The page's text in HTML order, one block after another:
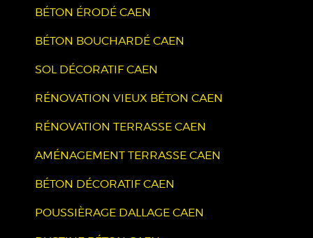
BÉTON ÉRODÉ CAEN
BÉTON BOUCHARDÉ CAEN
SOL DÉCORATIF CAEN
RÉNOVATION VIEUX BÉTON CAEN
RÉNOVATION TERRASSE CAEN
AMÉNAGEMENT TERRASSE CAEN
BÉTON DÉCORATIF CAEN
POUSSIÈRAGE DALLAGE CAEN